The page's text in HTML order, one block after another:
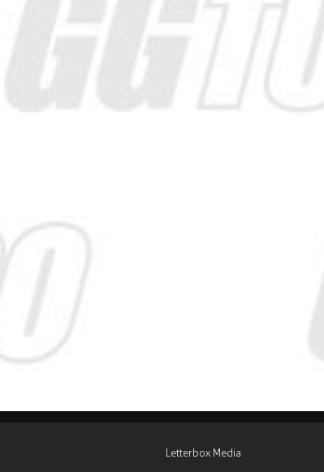
Letterbox Media